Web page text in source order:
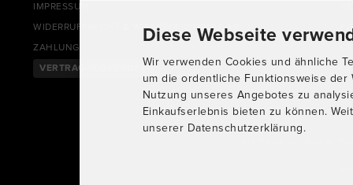
IMPRESSUM
WIDERRUFSRECHT & WIDERRUFSFORMULAR
ZAHLUNG
VERTRAG WIDERRUFEN
Diese Webseite
Wir verwenden Cookies und ähnliche
um die ordentliche Funktionsweise der
Nutzung unseres Angebotes zu
Einkaufserlebnis bieten zu können.
unserer Datenschutzerklärung.